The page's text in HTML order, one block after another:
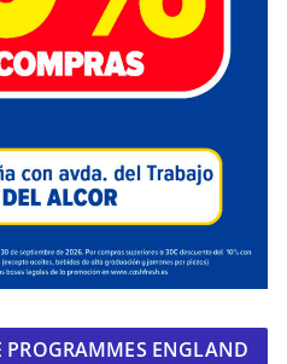
PROGRAMMES ENGLAND